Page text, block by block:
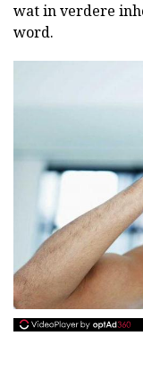
wat in verdere
word.